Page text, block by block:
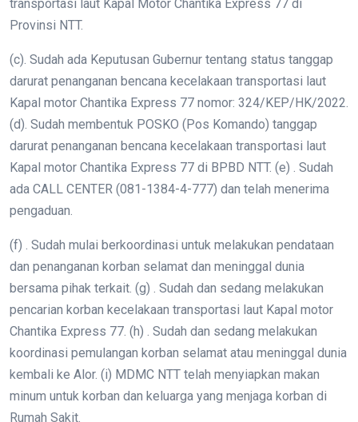
transportasi laut Kapal Motor Chantika Express 77 di
Provinsi NTT.
(c). Sudah ada Keputusan Gubernur tentang status tanggap
darurat penanganan bencana kecelakaan transportasi laut
Kapal motor Chantika Express 77 nomor: 324/KEP/HK/2022.
(d). Sudah membentuk POSKO (Pos Komando) tanggap
darurat penanganan bencana kecelakaan transportasi laut
Kapal motor Chantika Express 77 di BPBD NTT. (e) . Sudah
ada CALL CENTER (081-1384-4-777) dan telah menerima
pengaduan.
(f) . Sudah mulai berkoordinasi untuk melakukan pendataan
dan penanganan korban selamat dan meninggal dunia
bersama pihak terkait. (g) . Sudah dan sedang melakukan
pencarian korban kecelakaan transportasi laut Kapal motor
Chantika Express 77. (h) . Sudah dan sedang melakukan
koordinasi pemulangan korban selamat atau meninggal dunia
kembali ke Alor. (i) MDMC NTT telah menyiapkan makan
minum untuk korban dan keluarga yang menjaga korban di
Rumah Sakit.